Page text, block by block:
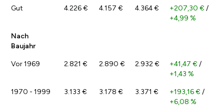
Gut 4.226 € 4.157 € 4.364 € +207,30 € /
+4,99 %
Nach
Baujahr
Vor 1969 2.821 € 2.890 € 2.932 € +41,47 € /
+1,43 %
1970 - 1999 3.133 € 3.178 € 3.371 € +193,16 € /
+6,08 %